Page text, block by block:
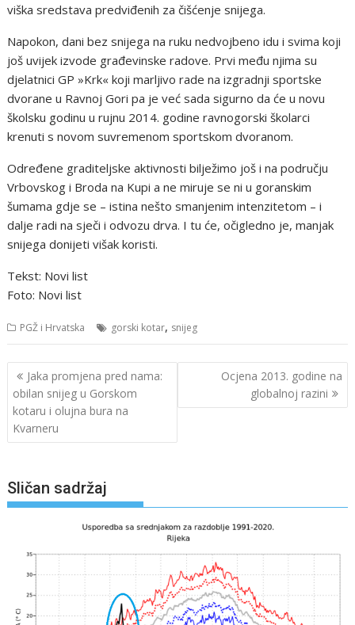
viška sredstava predviđenih za čišćenje snijega.
Napokon, dani bez snijega na ruku nedvojbeno idu i svima koji
još uvijek izvode građevinske radove. Prvi među njima su
djelatnici GP »Krk« koji marljivo rade na izgradnji sportske
dvorane u Ravnoj Gori pa je već sada sigurno da će u novu
školsku godinu u rujnu 2014. godine ravnogorski školarci
krenuti s novom suvremenom sportskom dvoranom.
Određene graditeljske aktivnosti bilježimo još i na području
Vrbovskog i Broda na Kupi a ne miruje se ni u goranskim
šumama gdje se – istina nešto smanjenim intenzitetom – i
dalje radi na sječi i odvozu drva. I tu će, očigledno je, manjak
snijega donijeti višak koristi.
Tekst: Novi list
Foto: Novi list
PGŽ i Hrvatska gorski kotar, snijeg
Navigacija
objava
Jaka promjena pred nama:
obilan snijeg u Gorskom
kotaru i olujna bura na
Kvarneru
Ocjena 2013. godine na
globalnoj razini
Sličan sadržaj